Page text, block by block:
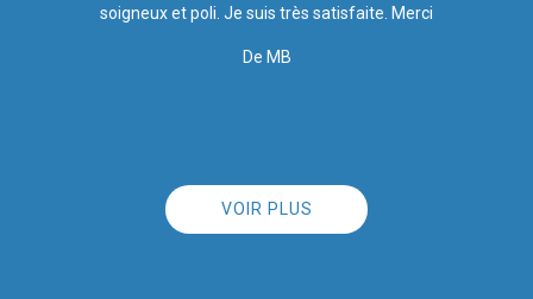
soigneux et poli. Je suis très satisfaite. Merci
De MB
VOIR PLUS